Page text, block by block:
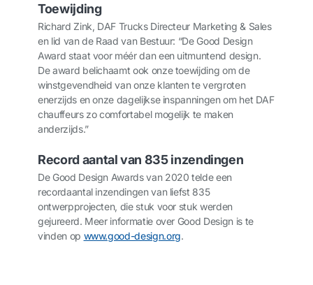
Toewijding
Richard Zink, DAF Trucks Directeur Marketing & Sales
en lid van de Raad van Bestuur: “De Good Design
Award staat voor méér dan een uitmuntend design.
De award belichaamt ook onze toewijding om de
winstgevendheid van onze klanten te vergroten
enerzijds en onze dagelijkse inspanningen om het DAF
chauffeurs zo comfortabel mogelijk te maken
anderzijds.”
Record aantal van 835 inzendingen
De Good Design Awards van 2020 telde een
recordaantal inzendingen van liefst 835
ontwerpprojecten, die stuk voor stuk werden
gejureerd. Meer informatie over Good Design is te
vinden op www.good-design.org.